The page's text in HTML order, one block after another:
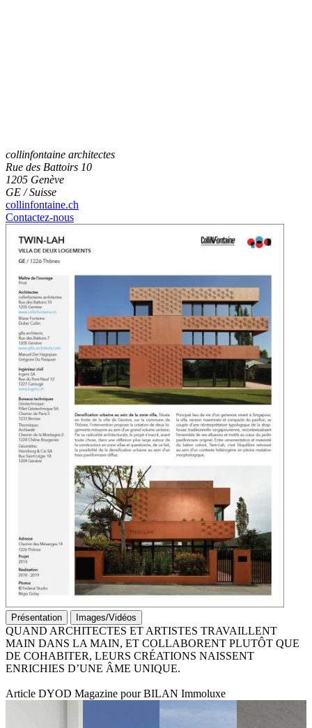
collinfontaine architectes
Rue des Battoirs 10
1205 Genève
GE / Suisse
collinfontaine.ch
Contactez-nous
Présentation Images/Vidéos
QUAND ARCHITECTES ET ARTISTES TRAVAILLENT
MAIN DANS LA MAIN, ET COLLABORENT PLUTÔT QUE
DE COHABITER, LEURS CRÉATIONS NAISSENT
ENRICHIES D’UNE ÂME UNIQUE.
Article DYOD Magazine pour BILAN Immoluxe